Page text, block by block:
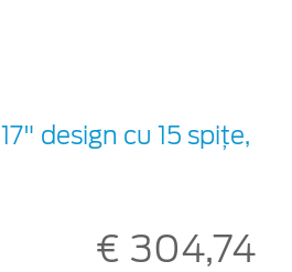
design cu 15 spiţe,
€ 304,74